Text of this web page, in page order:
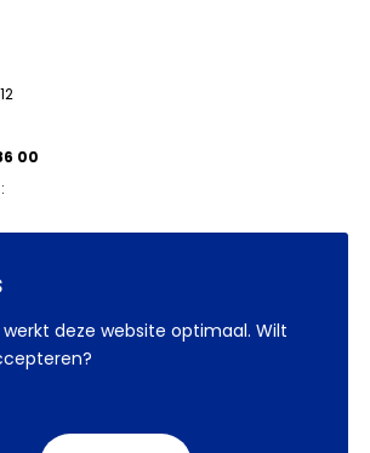
deze website optimaal. Wilt
00